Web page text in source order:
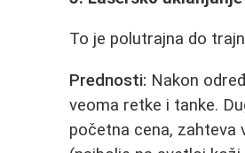
To je polutrajna do
Prednosti: Nakon
veoma retke i tanke.
početna cena, zahteva